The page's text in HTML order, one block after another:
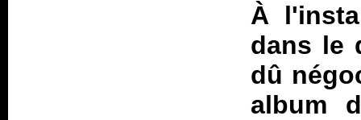
À
dans le
dû
album